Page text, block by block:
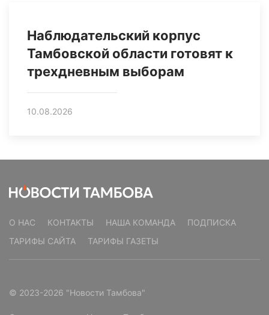
Наблюдательский корпус
Тамбовской области готовят к
трехдневным выборам
10.08.2026
О НАС КОНТАКТЫ НАША КОМАНДА
ПОДПИСКА
ТАРИФЫ САЙТА
ТАРИФЫ ГАЗЕТЫ
© 2023-2026 "Новости Тамбова"